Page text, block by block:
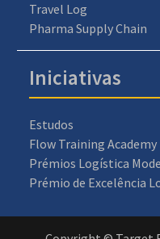
Travel Log
Pharma Supply Chain
Iniciativas
Estudos
Flow Training Academy
Prémios Logística
Prémio de Excelência